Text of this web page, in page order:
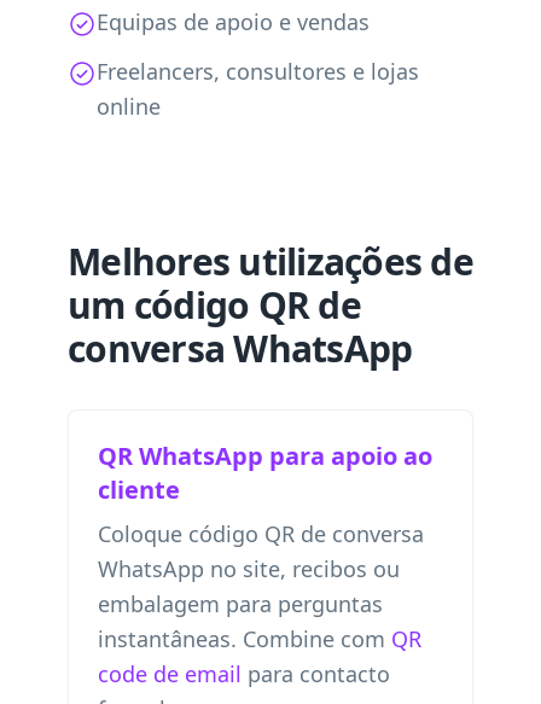
Equipas de apoio e vendas
Freelancers, consultores e lojas
online
Melhores utilizações de
um código QR de
conversa WhatsApp
QR WhatsApp para apoio ao
cliente
Coloque código QR de conversa
WhatsApp no site, recibos ou
embalagem para perguntas
instantâneas. Combine com QR
code de email para contacto